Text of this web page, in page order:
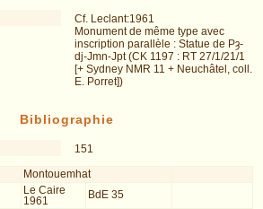
Cf. Leclant:1961
Monument de même type avec
inscription parallèle : Statue de Pȝ-
dj-Jmn-Jpt (CK 1197 : RT 27/1/21/1
[+ Sydney NMR 11 + Neuchâtel, coll.
E. Porret])
Bibliographie
151
Montouemhat
Le Caire
1961
BdE 35